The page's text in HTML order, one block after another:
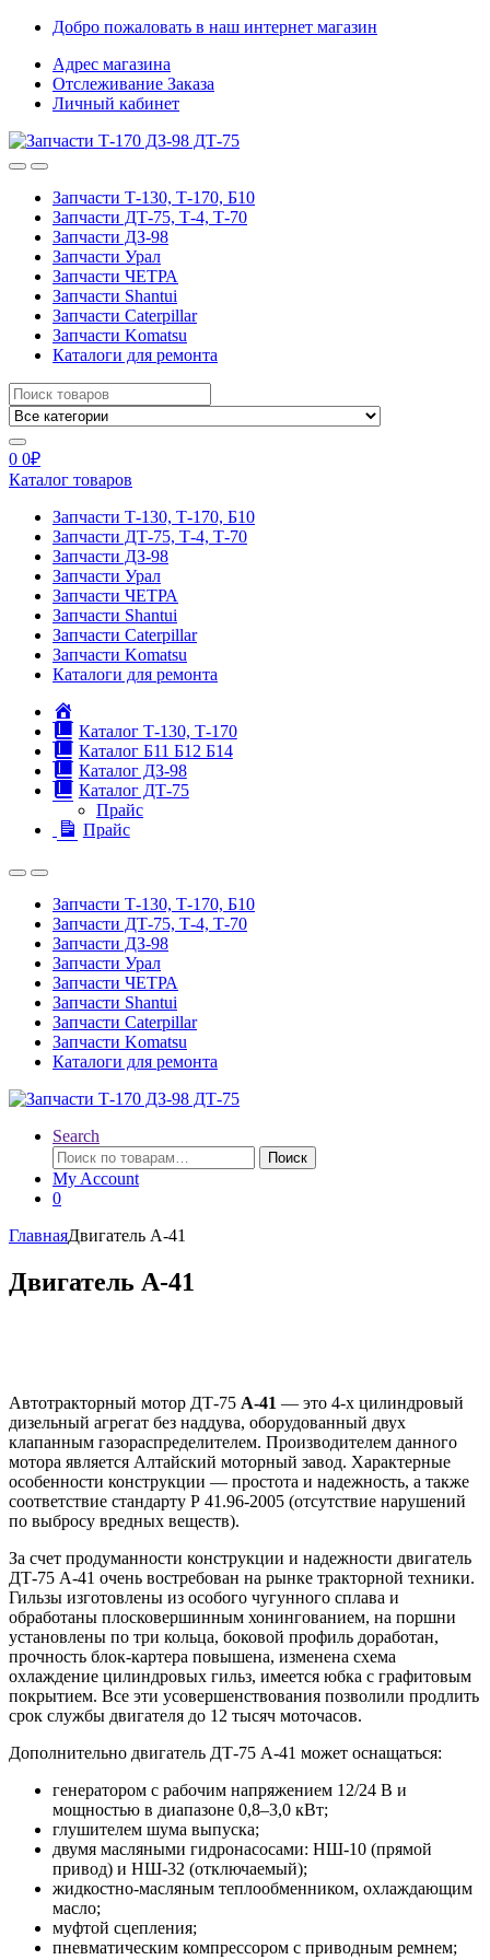
Skip
navigation
Skip
content
Добро пожаловать в наш интернет магазин
Адрес магазина
Отслеживание Заказа
Личный кабинет
Запчасти Т-130, Т-170, Б10
Запчасти ДТ-75, Т-4, Т-70
Запчасти ДЗ-98
Запчасти Урал
Запчасти ЧЕТРА
Запчасти Shantui
Запчасти Caterpillar
Запчасти Komatsu
Каталоги для ремонта
Search
for:
0 0₽
Каталог товаров
Запчасти Т-130, Т-170, Б10
Запчасти ДТ-75, Т-4, Т-70
Запчасти ДЗ-98
Запчасти Урал
Запчасти ЧЕТРА
Запчасти Shantui
Запчасти Caterpillar
Запчасти Komatsu
Каталоги для ремонта
Каталог Т-130, Т-170
Каталог Б11 Б12 Б14
Каталог ДЗ-98
Каталог ДТ-75
Прайс
Прайс
Запчасти Т-130, Т-170, Б10
Запчасти ДТ-75, Т-4, Т-70
Запчасти ДЗ-98
Запчасти Урал
Запчасти ЧЕТРА
Запчасти Shantui
Запчасти Caterpillar
Запчасти Komatsu
Каталоги для ремонта
Search
Искать:
Поиск
My Account
0
ГлавнаяДвигатель А-41
Двигатель А-41
Автотракторный мотор ДТ-75 А-41 — это 4-х цилиндровый
дизельный агрегат без наддува, оборудованный двух
клапанным газораспределителем. Производителем данного
мотора является Алтайский моторный завод. Характерные
особенности конструкции — простота и надежность, а также
соответствие стандарту Р 41.96-2005 (отсутствие нарушений
по выбросу вредных веществ).
За счет продуманности конструкции и надежности двигатель
ДТ-75 А-41 очень востребован на рынке тракторной техники.
Гильзы изготовлены из особого чугунного сплава и
обработаны плосковершинным хонингованием, на поршни
установлены по три кольца, боковой профиль доработан,
прочность блок-картера повышена, изменена схема
охлаждение цилиндровых гильз, имеется юбка с графитовым
покрытием. Все эти усовершенствования позволили продлить
срок службы двигателя до 12 тысяч моточасов.
Дополнительно двигатель ДТ-75 А-41 может оснащаться:
генератором с рабочим напряжением 12/24 В и
мощностью в диапазоне 0,8–3,0 кВт;
глушителем шума выпуска;
двумя масляными гидронасосами: НШ-10 (прямой
привод) и НШ-32 (отключаемый);
жидкостно-масляным теплообменником, охлаждающим
масло;
муфтой сцепления;
пневматическим компрессором с приводным ремнем;